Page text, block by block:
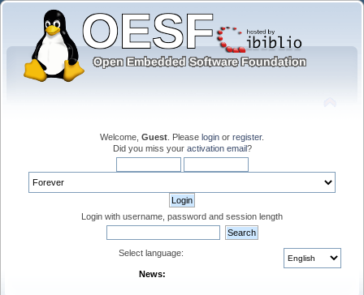
Welcome, Guest . Please login or register.
Did you miss your activation email?
Login with username, password and session length
Select language:
News: